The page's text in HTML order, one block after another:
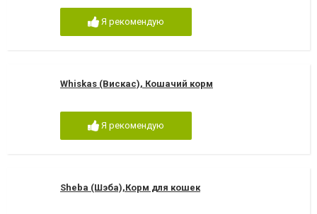
Я рекомендую
Whiskas (Вискас), Кошачий корм
Я рекомендую
Sheba (Шэба),Корм для кошек